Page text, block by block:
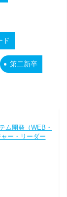
ド
第二新卒
ム開発（WEB・
ー・リーダー